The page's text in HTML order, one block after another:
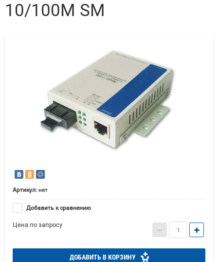
10/100M SM
Артикул: нет
Добавить к сравнению
Цена по запросу
ДОБАВИТЬ В КОРЗИНУ